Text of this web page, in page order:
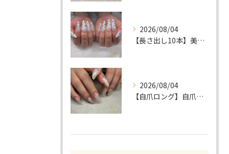
2026/08/04
【長さ出し10本】美フォルムロング×トーンのゴージャスネイル💎
2026/08/04
【自爪ロング】自爪を美しく！透け感ニュアンス×ビジューの綺麗めネイル💎